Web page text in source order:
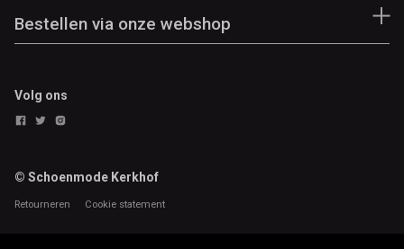
Bestellen via onze webshop
Volg ons
© Schoenmode Kerkhof
Retourneren Cookie statement